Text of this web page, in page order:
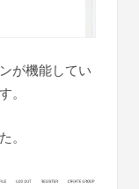
が機能してい
。
。